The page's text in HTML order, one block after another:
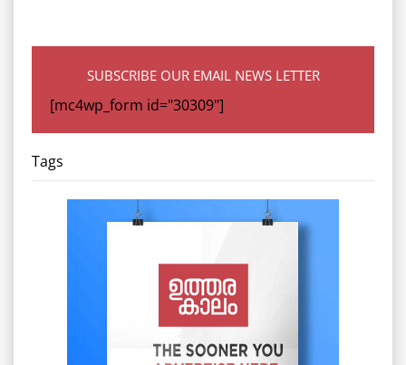
SUBSCRIBE OUR EMAIL NEWS LETTER
[mc4wp_form id="30309"]
Tags